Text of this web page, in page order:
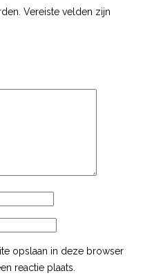
Vereiste velden zijn
opslaan in deze browser
reactie plaats.